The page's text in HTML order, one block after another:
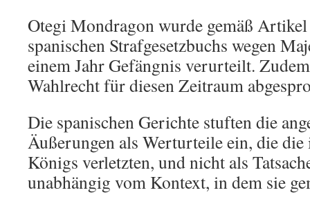
Otegi Mondragon wurde gemäß
spanischen Strafgesetzbuchs wegen
einem Jahr Gefängnis verurteilt.
Wahlrecht für diesen Zeitraum
Die spanischen Gerichte stuften die
Äußerungen als Werturteile ein, die die
Königs verletzten, und nicht als
unabhängig vom Kontext, in dem sie